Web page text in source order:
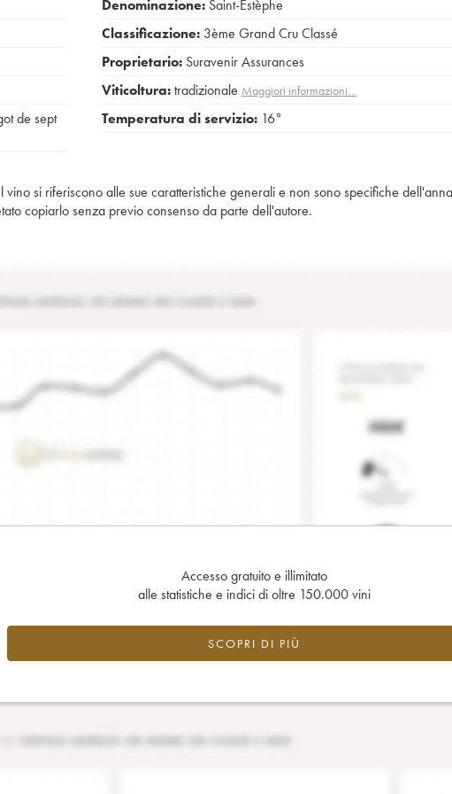
de sept
Denominazione: Saint-Estèphe
Classificazione: 3ème Grand Cru Classé
Proprietario: Suravenir Assurances
Viticoltura:tradizionale Maggiori informazioni…
Temperatura di servizio: 16°
si riferiscono alle sue caratteristiche generali e non sono specifiche
copiarlo senza previo consenso da parte dell'autore.
Accesso gratuito e illimitato
alle statistiche e indici di oltre 150.000 vini
SCOPRI DI PIÙ